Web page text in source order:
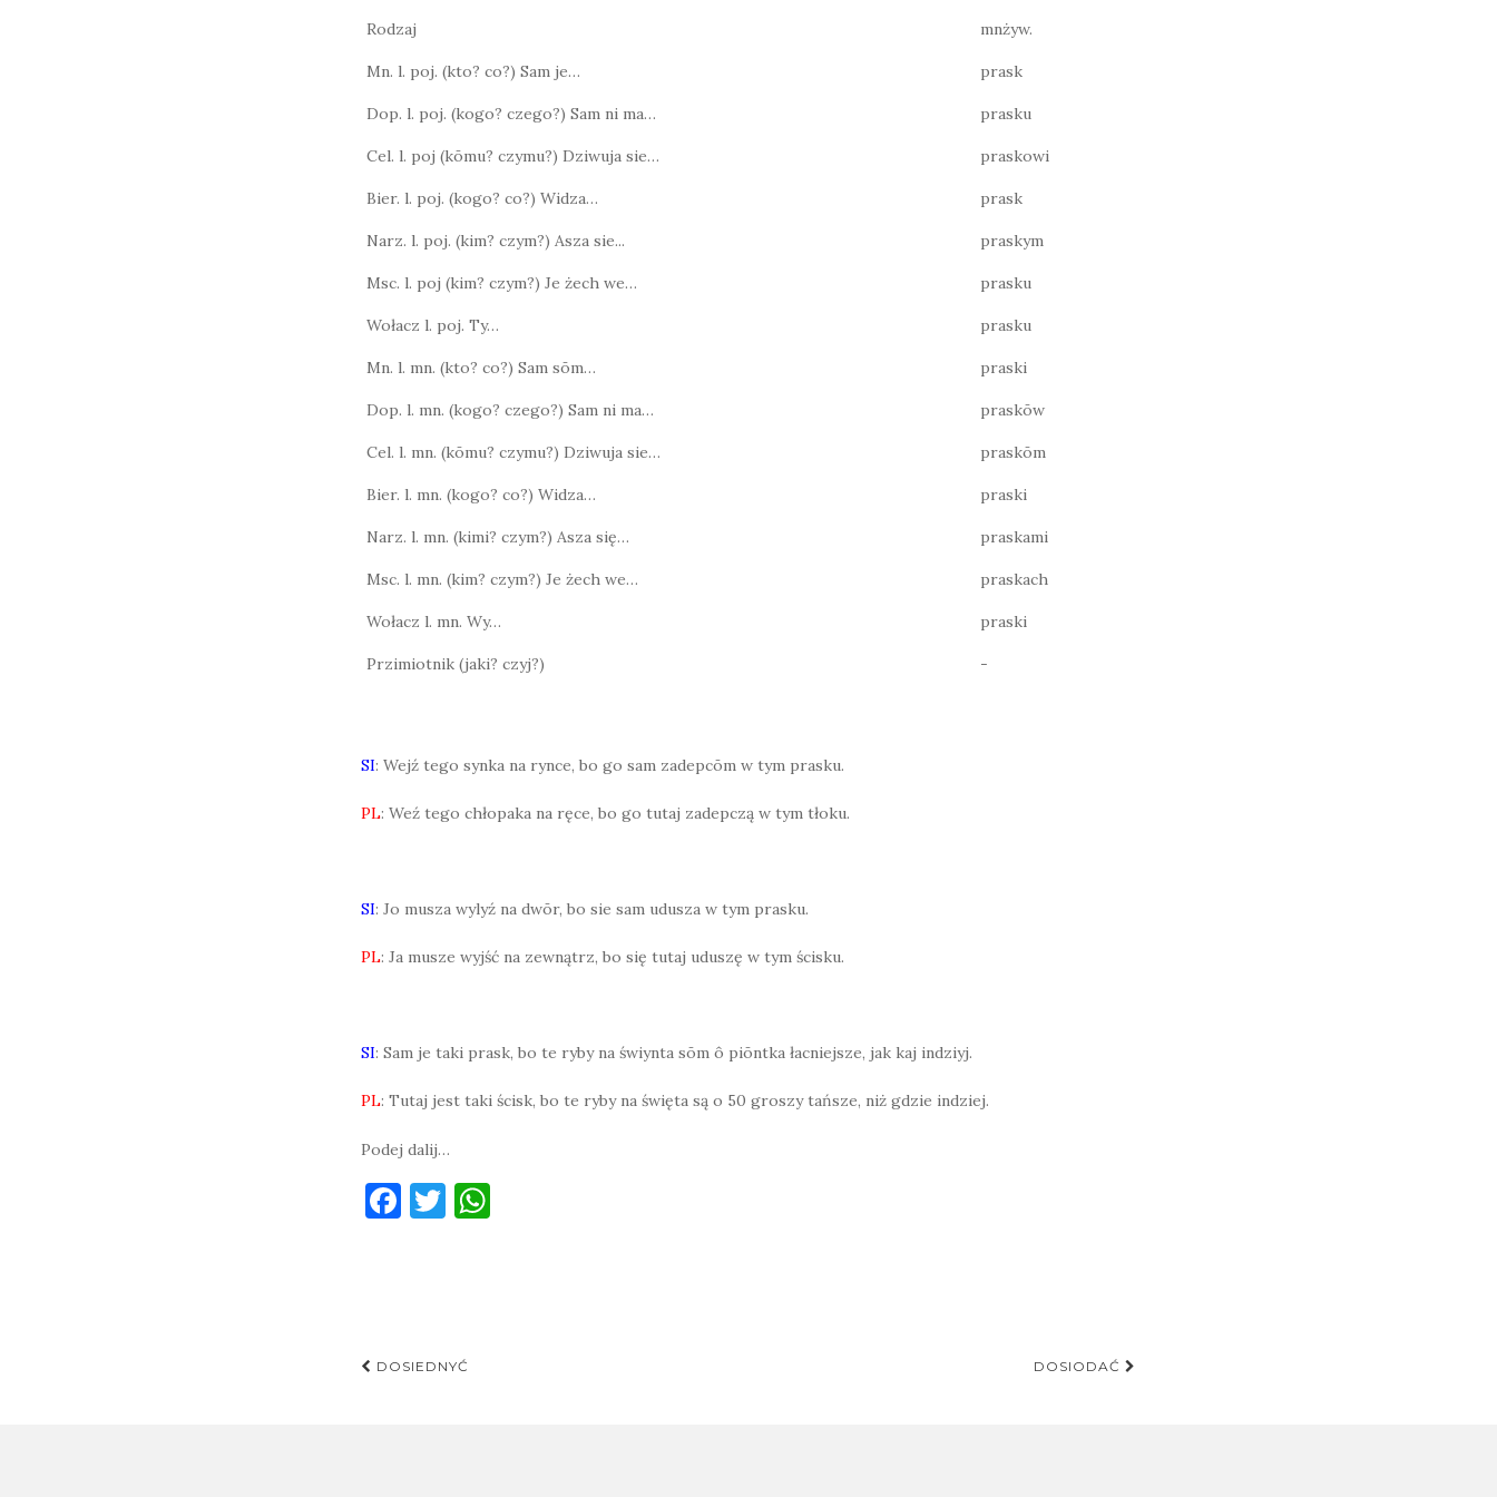
Rodzaj mnżyw.
Mn. l. poj. (kto? co?) Sam je… prask
Dop. l. poj. (kogo? czego?) Sam ni ma… prasku
Cel. l. poj (kōmu? czymu?) Dziwuja sie… praskowi
Bier. l. poj. (kogo? co?) Widza… prask
Narz. l. poj. (kim? czym?) Asza sie... praskym
Msc. l. poj (kim? czym?) Je żech we… prasku
Wołacz l. poj. Ty… prasku
Mn. l. mn. (kto? co?) Sam sōm… praski
Dop. l. mn. (kogo? czego?) Sam ni ma… praskōw
Cel. l. mn. (kōmu? czymu?) Dziwuja sie… praskōm
Bier. l. mn. (kogo? co?) Widza… praski
Narz. l. mn. (kimi? czym?) Asza się… praskami
Msc. l. mn. (kim? czym?) Je żech we… praskach
Wołacz l. mn. Wy… praski
Przimiotnik (jaki? czyj?) -
SI: Wejź tego synka na rynce, bo go sam zadepcōm w tym prasku.
PL: Weź tego chłopaka na ręce, bo go tutaj zadepczą w tym tłoku.
SI: Jo musza wylyź na dwōr, bo sie sam udusza w tym prasku.
PL: Ja musze wyjść na zewnątrz, bo się tutaj uduszę w tym ścisku.
SI: Sam je taki prask, bo te ryby na świynta sōm ô piōntka łacniejsze, jak kaj indziyj.
PL: Tutaj jest taki ścisk, bo te ryby na święta są o 50 groszy tańsze, niż gdzie indziej.
Podej dalij…
F
o
T W
Post
DOSIEDNYĆ DOSIODAĆ